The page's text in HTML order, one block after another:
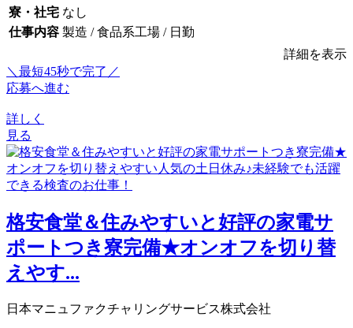
寮・社宅 なし
仕事内容 製造 / 食品系工場 / 日勤
詳細を表示
＼最短45秒で完了／
応募へ進む
詳しく
見る
格安食堂＆住みやすいと好評の家電サ
ポートつき寮完備★オンオフを切り替
えやす...
日本マニュファクチャリングサービス株式会社